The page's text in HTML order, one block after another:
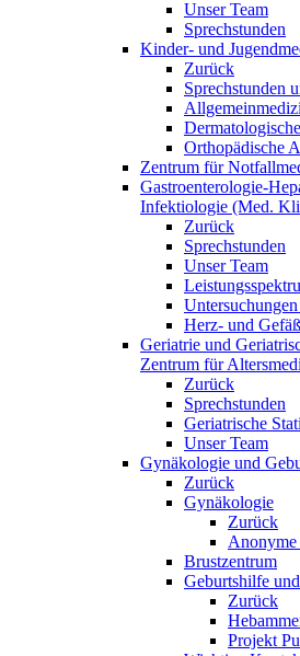
Unser Team
Sprechstunden
Kinder- und
Zurück
Sprechstunden
Orthopädische
Zentrum für
Gastroenterologie-
Infektiologie (Med.
Zurück
Sprechstunden
Unser Team
Herz- und
Geriatrie und
Zentrum für
Zurück
Sprechstunden
Geriatrische
Unser Team
Gynäkologie und
Zurück
Gynäkologie
Zurück
Anonyme
Brustzentrum
Geburtshilfe
Zurück
Projekt